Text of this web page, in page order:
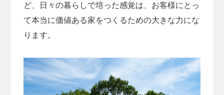
ど、日々の暮らしで培った感覚は、お客様にとっ
て本当に価値ある家をつくるための大きな力にな
ります。